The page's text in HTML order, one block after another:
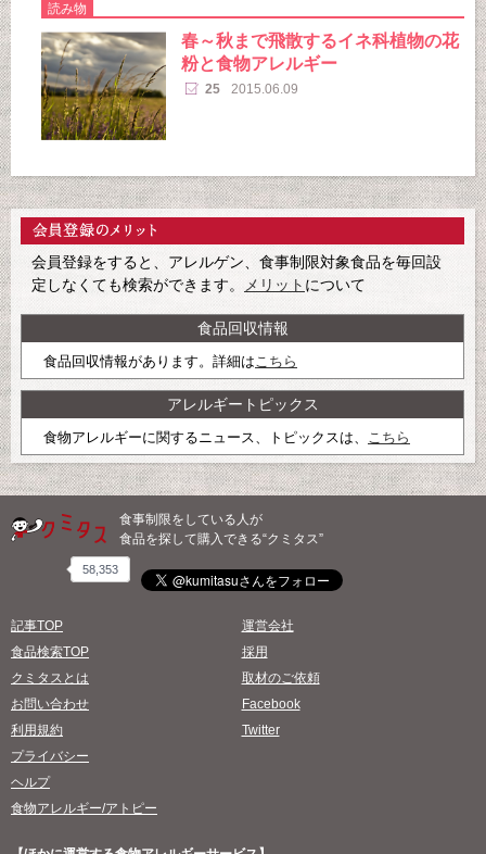
読み物
春～秋まで飛散するイネ科植物の花
粉と食物アレルギー
25 2015.06.09
会員登録をすると、アレルゲン、食事制限対象食品を毎回設
定しなくても検索ができます。
メリット について
食品回収情報
食品回収情報があります。詳細はこちら
アレルギートピックス
食物アレルギーに関するニュース、トピックスは、 こちら
食事制限をしている人が
食品を探して購入できる“クミタス”
58,353
記事TOP
食品検索TOP
クミタスとは
お問い合わせ
利用規約
プライバシー
ヘルプ
食物アレルギー/アトピー
運営会社
採用
取材のご依頼
Facebook
Twitter